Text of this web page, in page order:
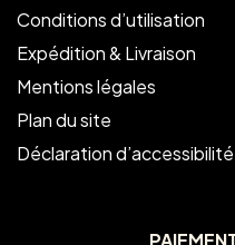
Conditions d’utilisation
Expédition & Livraison
Mentions légales
Plan du site
Déclaration d’accessibilité